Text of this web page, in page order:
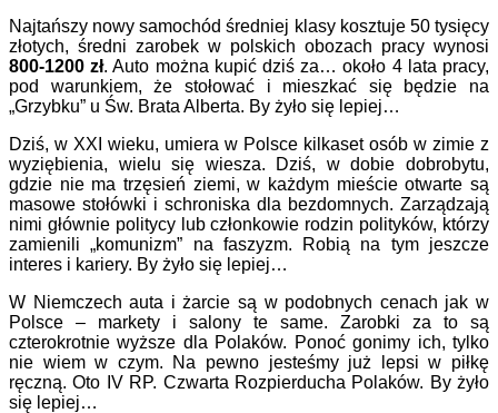
Najtańszy nowy samochód średniej klasy kosztuje 50 tysięcy
złotych, średni zarobek w polskich obozach pracy wynosi
800-1200 zł. Auto można kupić dziś za… około 4 lata pracy,
pod warunkiem, że stołować i mieszkać się będzie na
„Grzybku” u Św. Brata Alberta. By żyło się lepiej…
Dziś, w XXI wieku, umiera w Polsce kilkaset osób w zimie z
wyziębienia, wielu się wiesza. Dziś, w dobie dobrobytu,
gdzie nie ma trzęsień ziemi, w każdym mieście otwarte są
masowe stołówki i schroniska dla bezdomnych. Zarządzają
nimi głównie politycy lub członkowie rodzin polityków, którzy
zamienili „komunizm” na faszyzm. Robią na tym jeszcze
interes i kariery. By żyło się lepiej…
W Niemczech auta i żarcie są w podobnych cenach jak w
Polsce – markety i salony te same. Zarobki za to są
czterokrotnie wyższe dla Polaków. Ponoć gonimy ich, tylko
nie wiem w czym. Na pewno jesteśmy już lepsi w piłkę
ręczną. Oto IV RP. Czwarta Rozpierducha Polaków. By żyło
się lepiej…